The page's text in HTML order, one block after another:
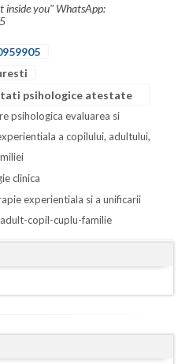
inside you" WhatsApp:
psihologice atestate
psihologica evaluarea si
a copilului, adultului,
clinica
experientiala si a unificarii
copil-cuplu-familie